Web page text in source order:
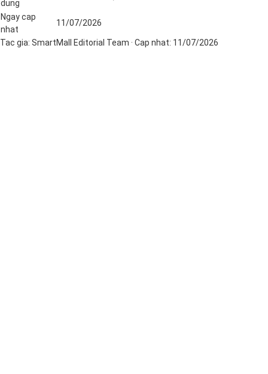
dung
Ngay cap
nhat
11/07/2026
Tac gia: SmartMall Editorial Team · Cap nhat: 11/07/2026